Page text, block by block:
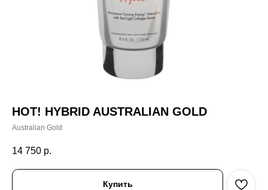
HOT! HYBRID AUSTRALIAN GOLD
Australian Gold
14 750 р.
Купить